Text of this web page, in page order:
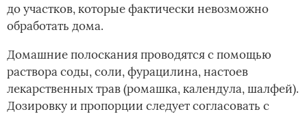
до участков, которые фактически невозможно
обработать дома.
Домашние полоскания проводятся с помощью
раствора соды, соли, фурацилина, настоев
лекарственных трав (ромашка, календула, шалфей).
Дозировку и пропорции следует согласовать с